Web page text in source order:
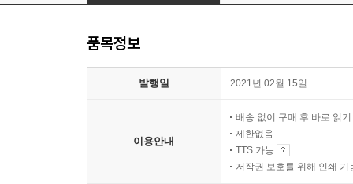
품목정보
발행일 2021년 02월 15일
이용안내
배송 없이 구매 후 바로 읽기
제한없음
TTS 가능
저작권 보호를 위해 인쇄 기